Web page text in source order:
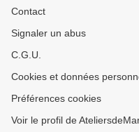
Contact
Signaler un abus
C.G.U.
Cookies et données
Préférences cookies
Voir le profil de